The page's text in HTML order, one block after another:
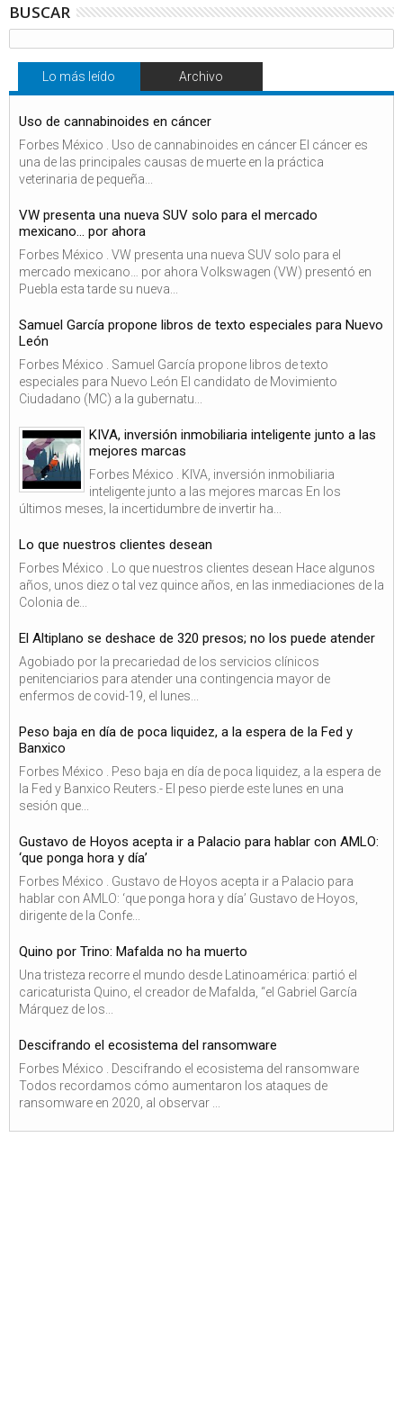
BUSCAR
Lo más leído Archivo
Uso de cannabinoides en cáncer
Forbes México . Uso de cannabinoides en cáncer El cáncer es
una de las principales causas de muerte en la práctica
veterinaria de pequeña...
VW presenta una nueva SUV solo para el mercado
mexicano… por ahora
Forbes México . VW presenta una nueva SUV solo para el
mercado mexicano… por ahora Volkswagen (VW) presentó en
Puebla esta tarde su nueva...
Samuel García propone libros de texto especiales para Nuevo
León
Forbes México . Samuel García propone libros de texto
especiales para Nuevo León El candidato de Movimiento
Ciudadano (MC) a la gubernatu...
KIVA, inversión inmobiliaria inteligente junto a las
mejores marcas
Forbes México . KIVA, inversión inmobiliaria
inteligente junto a las mejores marcas En los
últimos meses, la incertidumbre de invertir ha...
Lo que nuestros clientes desean
Forbes México . Lo que nuestros clientes desean Hace algunos
años, unos diez o tal vez quince años, en las inmediaciones de la
Colonia de...
El Altiplano se deshace de 320 presos; no los puede atender
Agobiado por la precariedad de los servicios clínicos
penitenciarios para atender una contingencia mayor de
enfermos de covid-19, el lunes...
Peso baja en día de poca liquidez, a la espera de la Fed y
Banxico
Forbes México . Peso baja en día de poca liquidez, a la espera de
la Fed y Banxico Reuters.- El peso pierde este lunes en una
sesión que...
Gustavo de Hoyos acepta ir a Palacio para hablar con AMLO:
‘que ponga hora y día’
Forbes México . Gustavo de Hoyos acepta ir a Palacio para
hablar con AMLO: ‘que ponga hora y día’ Gustavo de Hoyos,
dirigente de la Confe...
Quino por Trino: Mafalda no ha muerto
Una tristeza recorre el mundo desde Latinoamérica: partió el
caricaturista Quino, el creador de Mafalda, “el Gabriel García
Márquez de los...
Descifrando el ecosistema del ransomware
Forbes México . Descifrando el ecosistema del ransomware
Todos recordamos cómo aumentaron los ataques de
ransomware en 2020, al observar ...